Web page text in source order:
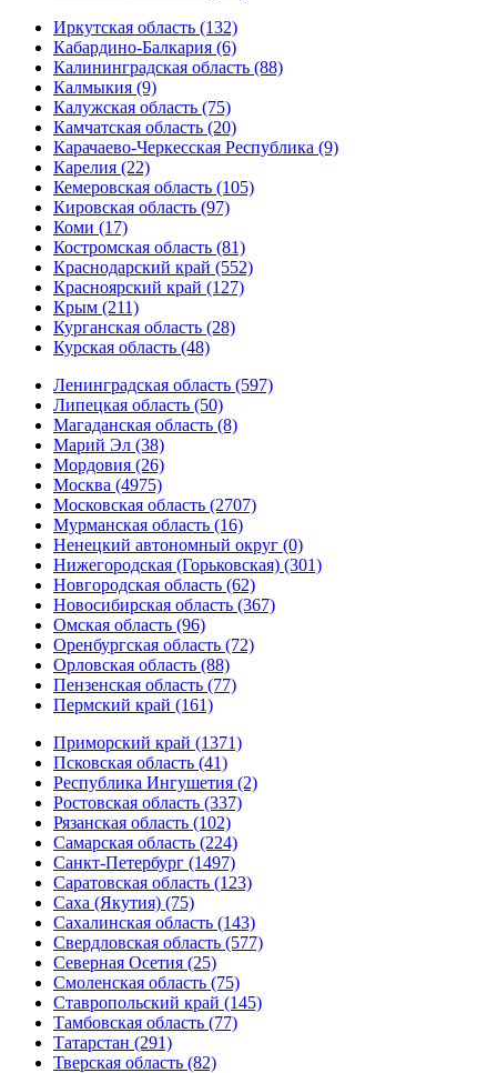
Иркутская область (132)
Кабардино-Балкария (6)
Калининградская область (88)
Калмыкия (9)
Калужская область (75)
Камчатская область (20)
Карачаево-Черкесская Республика (9)
Карелия (22)
Кемеровская область (105)
Кировская область (97)
Коми (17)
Костромская область (81)
Краснодарский край (552)
Красноярский край (127)
Крым (211)
Курганская область (28)
Курская область (48)
Ленинградская область (597)
Липецкая область (50)
Магаданская область (8)
Марий Эл (38)
Мордовия (26)
Москва (4975)
Московская область (2707)
Мурманская область (16)
Ненецкий автономный округ (0)
Нижегородская (Горьковская) (301)
Новгородская область (62)
Новосибирская область (367)
Омская область (96)
Оренбургская область (72)
Орловская область (88)
Пензенская область (77)
Пермский край (161)
Приморский край (1371)
Псковская область (41)
Республика Ингушетия (2)
Ростовская область (337)
Рязанская область (102)
Самарская область (224)
Санкт-Петербург (1497)
Саратовская область (123)
Саха (Якутия) (75)
Сахалинская область (143)
Свердловская область (577)
Северная Осетия (25)
Смоленская область (75)
Ставропольский край (145)
Тамбовская область (77)
Татарстан (291)
Тверская область (82)